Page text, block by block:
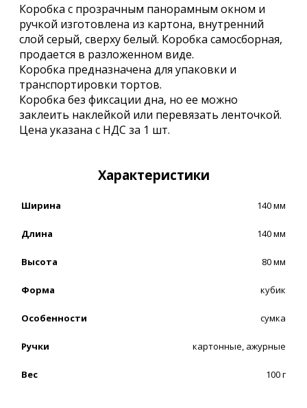
Коробка с прозрачным панорамным окном и
ручкой изготовлена из картона, внутренний
слой серый, сверху белый. Коробка самосборная,
продается в разложенном виде.
Коробка предназначена для упаковки и
транспортировки тортов.
Коробка без фиксации дна, но ее можно
заклеить наклейкой или перевязать ленточкой.
Цена указана с НДС за 1 шт.
Характеристики
Ширина 140 мм
Длина 140 мм
Высота 80 мм
Форма кубик
Особенности сумка
Ручки картонные, ажурные
Вес 100 г